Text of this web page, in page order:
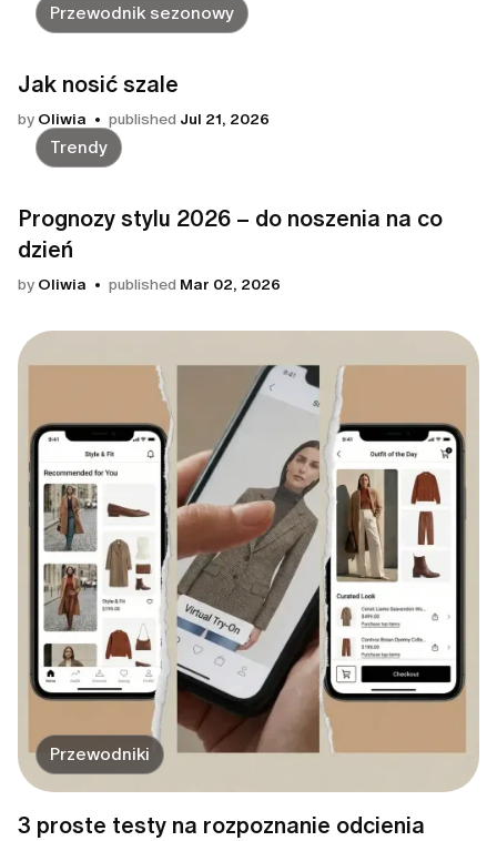
Przewodnik sezonowy
Jak nosić szale
by Oliwia published Jul 21, 2026
Trendy
Prognozy stylu 2026 – do noszenia na co
dzień
by Oliwia published Mar 02, 2026
Przewodniki
3 proste testy na rozpoznanie odcienia